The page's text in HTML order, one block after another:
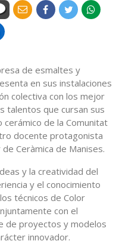
de esmaltes y
en sus instalaciones
colectiva con los mejor
talentos que cursan sus
de la Comunitat
docente protagonista
Ceràmica de Manises.
y la creatividad del
y el conocimiento
técnicos de Color
con el
de proyectos y modelos
innovador.